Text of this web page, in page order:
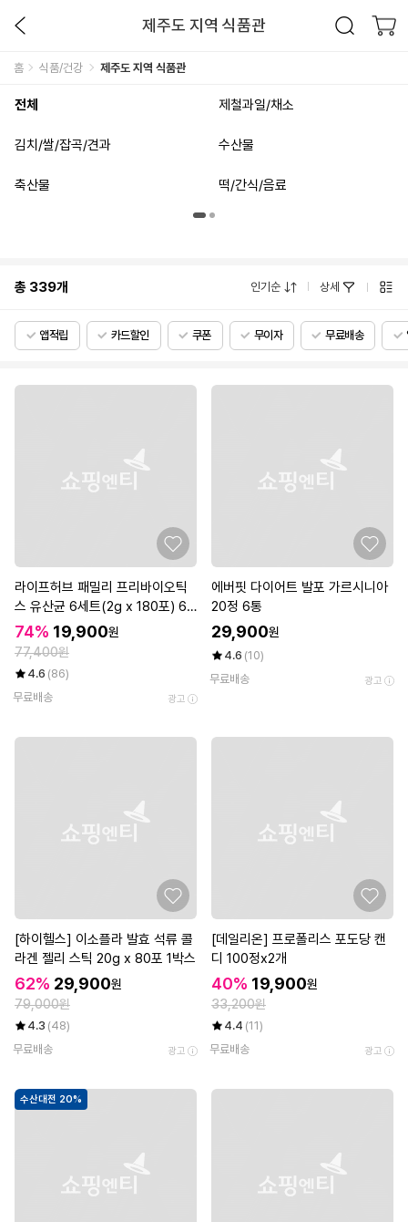
제주도 지역 식품관
홈 식품/건강 제주도 지역 식품관
전체 제철과일/채소
김치/쌀/잡곡/견과 수산물
축산물 떡/간식/음료
총 339개 인기순 상세
앱적립 카드할인 쿠폰 무이자 무료배송
라이프허브 패밀리 프리바이오틱
스 유산균 6세트(2g x 180포) 6
개월분
74% 19,900원
77,400원
4.6 (86)
무료배송
광고
에버핏 다이어트 발포 가르시니아
20정 6통
29,900원
4.6 (10)
무료배송
광고
[하이헬스] 이소플라 발효 석류 콜
라겐 젤리 스틱 20g x 80포 1박스
62% 29,900원
79,000원
4.3 (48)
무료배송
광고
[데일리온] 프로폴리스 포도당 캔
디 100정x2개
40% 19,900원
33,200원
4.4 (11)
무료배송
광고
수산대전 20%